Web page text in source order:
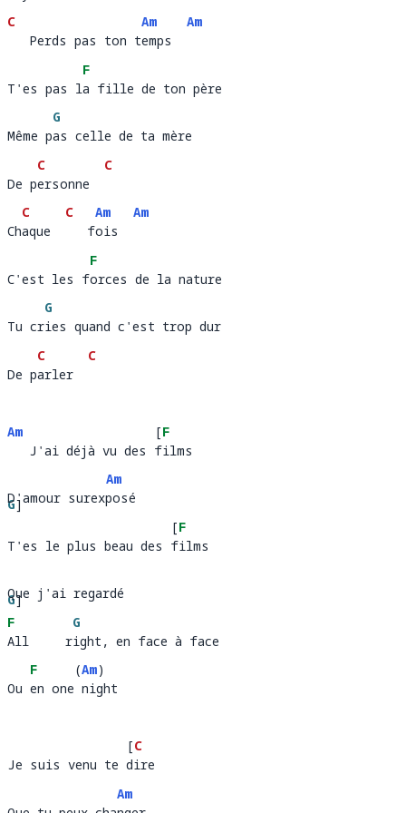
C
   Perds pas ton t
Am
emps
Am
   Perds pas ton temps
T'es pas l
F
a fille de to
T'es pas la fille de ton père
Même p
G
as cel
Même pas celle de ta mère
De p
C
ersonne
C
De personne
Ch
C
aque
C
   f
Am
ois
Am
Chaque     fois
C'est les f
F
orces d
C'est les forces de la nature
Tu cr
G
ies quand c'est trop dur
Tu cries quand c'est trop dur
De p
C
arler
C
De parler
Am
   J'ai déjà vu des
[F
i
   J'ai déjà vu des films
D'amour s
G]
expo
Am
sé
D'amour surexposé
T'es le plus beau des
[F
i
T'es le plus beau des films
Que j'ai r
G]
eg
ardé
Que j'ai regardé
F
All     r
G
ight, en face
All     right, en face à face
Ou
F
en one
(Am)
nig
Ou en one night
Je suis venu te
[C
ir
Je suis venu te dire
Am